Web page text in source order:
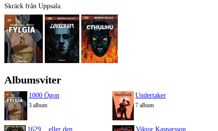
Skräck från Uppsala.
Albumsviter
1000 Ögon
3 album
1629 ...eller den
Undertaker
7 album
Viktor Kasparsson